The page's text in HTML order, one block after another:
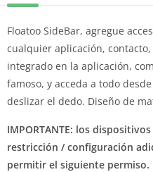
Floatoo SideBar, agregue
cualquier aplicación,
integrado en la aplicación,
famoso, y acceda a todo
deslizar el dedo. Diseño de
IMPORTANTE: los
restricción / configuración
permitir el siguiente permiso.